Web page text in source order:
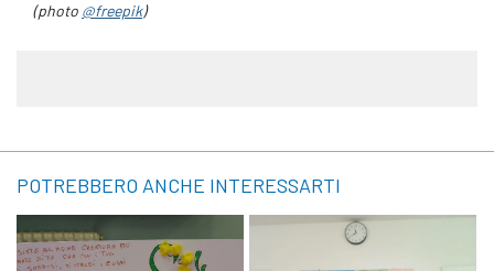
(photo @freepik)
POTREBBERO ANCHE INTERESSARTI